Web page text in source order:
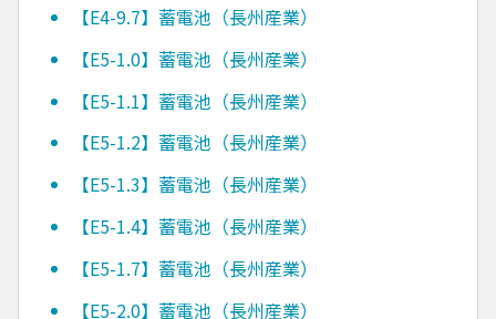
【E4-9.7】蓄電池（長州産業）
【E5-1.0】蓄電池（長州産業）
【E5-1.1】蓄電池（長州産業）
【E5-1.2】蓄電池（長州産業）
【E5-1.3】蓄電池（長州産業）
【E5-1.4】蓄電池（長州産業）
【E5-1.7】蓄電池（長州産業）
【E5-2.0】蓄電池（長州産業）